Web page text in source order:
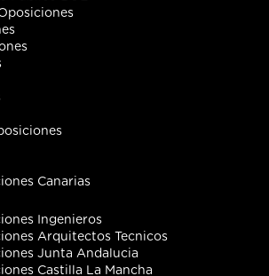
Canarias
Ingenieros
Arquitectos Tecnicos
Junta Andalucia
Castilla La Mancha